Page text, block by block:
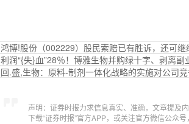
鸿博!股份（002229）股民索赔已有胜诉，还可继
利润“{失}血”28％！博雅生物并购绿十字、剥离副
回.盛,生物：原料-制剂一体化战略的实施对公司
声明：证券时报力求信息真实、准确，文章提及
下载“证券时报”官方APP，或关注官方微信公众